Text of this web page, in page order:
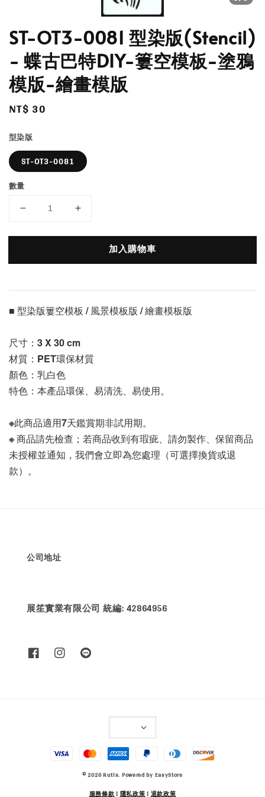
ST-OT3-0081 型染版(Stencil)
- 蝶古巴特DIY-簍空模板-塗鴉
模版-繪畫模版
Regular
NT$ 30
型染版
ST-OT3-0081
數量
加入購物車
■ 型染版簍空模板 / 風景模板版 / 繪畫模板版
尺寸：3 X 30 cm
材質：PET環保材質
顏色：乳白色
特色：本產品環保、易清洗、易使用。
※此商品適用7天鑑賞期非試用期。
※ 商品請先檢查；若商品收到有瑕疵、請勿製作、保留商品
未授權並通知，我們會立即為您處理（可選擇換貨或退
款）。
公司地址
展笙實業有限公司 統編: 42864956
© 2026 Rutis. Powered by EasyStore
服務條款| 隱私政策| 退款政策